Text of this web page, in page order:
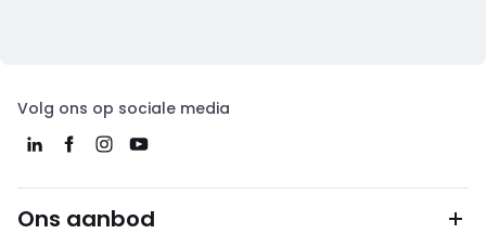
Volg ons op sociale media
Ons aanbod